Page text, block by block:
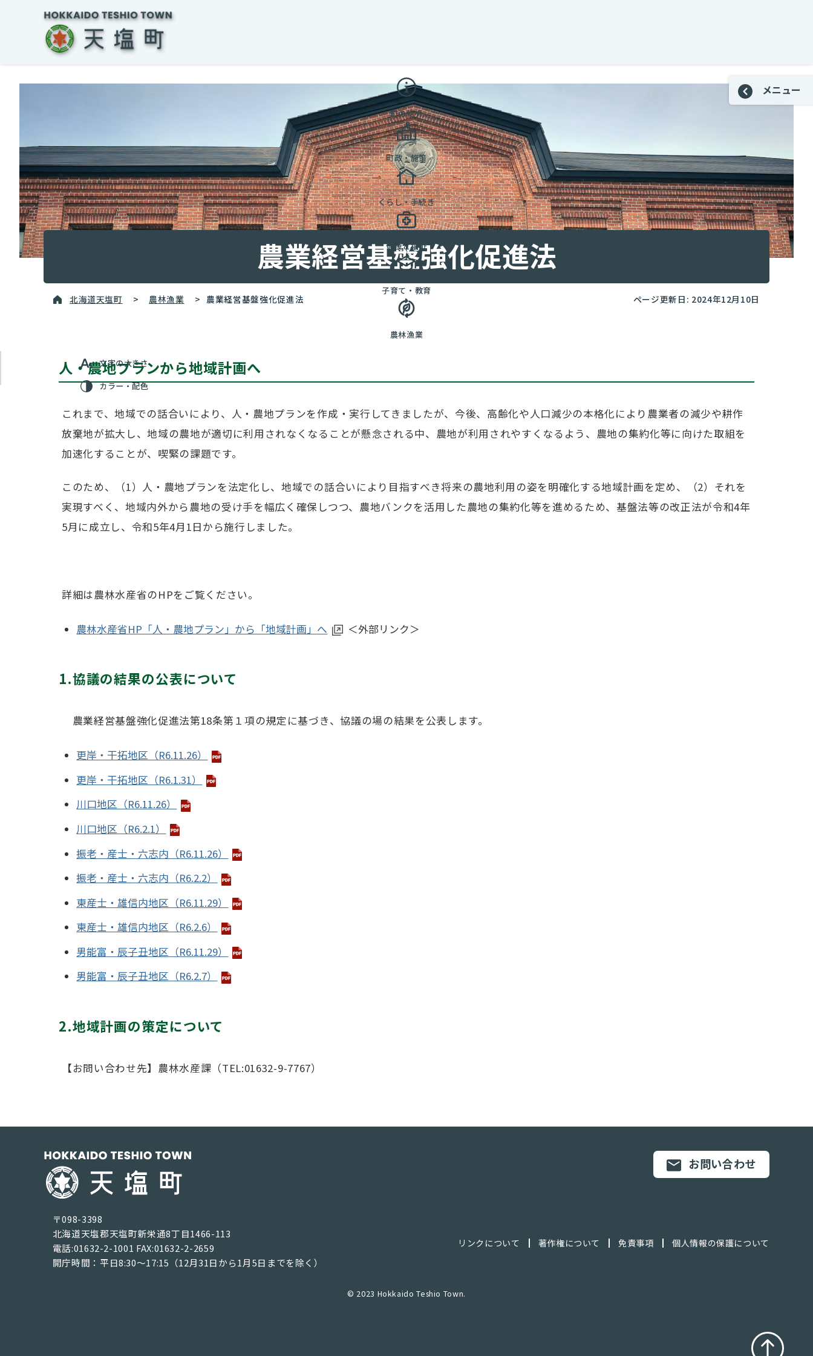
町の紹介
町政・施策
くらし・手続き
健康と福祉
子育て・教育
農林漁業
文字の大きさ
カラー・配色
メニュー
農業経営基盤強化促進法
北海道天塩町 > 農林漁業 > 農業経営基盤強化促進法 ページ更新日: 2024年12月10日
人・農地プランから地域計画へ
これまで、地域での話合いにより、人・農地プランを作成・実行してきましたが、今後、高齢化や人口減少の本格化により農業者の減少や耕作
放棄地が拡大し、地域の農地が適切に利用されなくなることが懸念される中、農地が利用されやすくなるよう、農地の集約化等に向けた取組を
加速化することが、喫緊の課題です。
このため、（1）人・農地プランを法定化し、地域での話合いにより目指すべき将来の農地利用の姿を明確化する地域計画を定め、（2）それを
実現すべく、地域内外から農地の受け手を幅広く確保しつつ、農地バンクを活用した農地の集約化等を進めるため、基盤法等の改正法が令和4年
5月に成立し、令和5年4月1日から施行しました。
詳細は農林水産省のHPをご覧ください。
農林水産省HP「人・農地プラン」から「地域計画」へ ＜外部リンク＞
1.協議の結果の公表について
農業経営基盤強化促進法第18条第１項の規定に基づき、協議の場の結果を公表します。
更岸・干拓地区（R6.11.26）
更岸・干拓地区（R6.1.31）
川口地区（R6.11.26）
川口地区（R6.2.1）
振老・産士・六志内（R6.11.26）
振老・産士・六志内（R6.2.2）
東産士・雄信内地区（R6.11.29）
東産士・雄信内地区（R6.2.6）
男能富・辰子丑地区（R6.11.29）
男能富・辰子丑地区（R6.2.7）
2.地域計画の策定について
【お問い合わせ先】農林水産課（TEL:01632-9-7767）
〒098-3398
北海道天塩郡天塩町新栄通8丁目1466-113
電話:01632-2-1001 FAX:01632-2-2659
開庁時間：平日8:30～17:15（12月31日から1月5日までを除く）
お問い合わせ
リンクについて 著作権について 免責事項 個人情報の保護について
© 2023 Hokkaido Teshio Town.